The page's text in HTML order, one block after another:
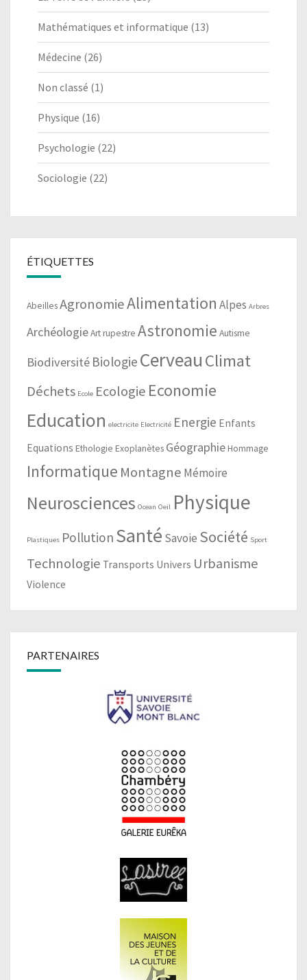
Mathématiques et informatique (13)
Médecine (26)
Non classé (1)
Physique (16)
Psychologie (22)
Sociologie (22)
ÉTIQUETTES
AbeillesAgronomieAlimentation Alpes Arbres
ArchéologieArt rupestre Astronomie Autisme
Biodiversité Biologie CerveauClimat
Déchets Ecole Ecologie Economie
Education electricite Electricité Energie Enfants
Equations Ethologie Exoplanètes GéographieHommage
Informatique Montagne Mémoire
Neurosciences Ocean Oeil Physique
Plastiques Pollution Santé Savoie Société Sport
Technologie Transports Univers Urbanisme
Violence
PARTENAIRES